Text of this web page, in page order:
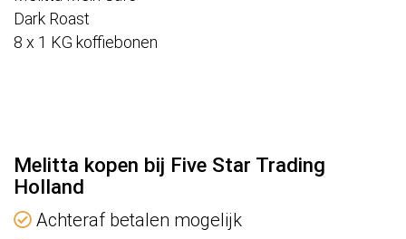
Dark Roast
8 x 1 KG koffiebonen
Melitta kopen bij Five Star Trading
Holland
Achteraf betalen mogelijk